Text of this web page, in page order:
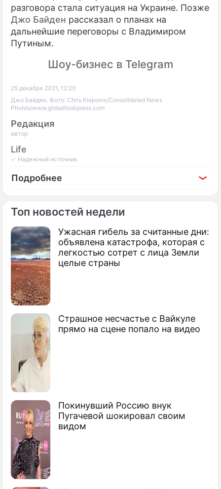
Топ новостей недели
Ужасная гибель за считанные дни:
объявлена катастрофа, которая с
легкостью сотрет с лица Земли
целые страны
Страшное несчастье с Вайкуле
прямо на сцене попало на видео
Покинувший Россию внук
Пугачевой шокировал своим
видом
разговора стала ситуация на Украине. Позже
Джо Байден рассказал о планах на
дальнейшие переговоры с Владимиром
Путиным.
Шоу-бизнес в Telegram
25 декабря 2021, 12:20
Джо Байден. Фото: Chris Kleponis/Consolidated News
Photos/www.globallookpress.com
Редакция
автор
Life
✓ Надежный источник
Подробнее
Фоторепортаж
Впервые с глазу на глаз: как прошла
встреча Путина и Байдена в Женеве